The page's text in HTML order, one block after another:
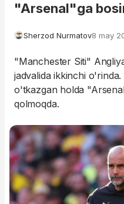
"Arsenal"ga
Sherzod Nurmatov8 may
"Manchester Siti"
jadvalida ikkinchi
o'tkazgan holda
qolmoqda.